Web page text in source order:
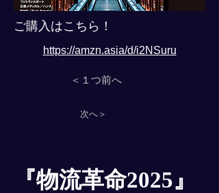
ご購入はこちら！
https://amzn.asia/d/i2NSuru
＜１つ前へ
次へ＞
『物流革命2025』